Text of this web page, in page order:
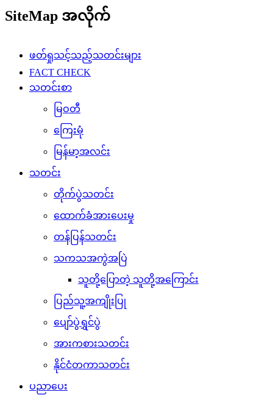
SiteMap အလိုက်
ဖတ်ရှုသင့်သည့်သတင်းများ
FACT CHECK
သတင်းစာ
မြဝတီ
ကြေးမုံ
မြန်မာ့အလင်း
သတင်း
တိုက်ပွဲသတင်း
ထောက်ခံအားပေးမှု
တန်ပြန်သတင်း
သကသအကွဲအပြဲ
သူတို့ပြောတဲ့ သူတို့အကြောင်း
ပြည်သူ့အကျိုးပြု
ပျော်ပွဲရွှင်ပွဲ
အားကစားသတင်း
နိုင်ငံတကာသတင်း
ပညာပေး